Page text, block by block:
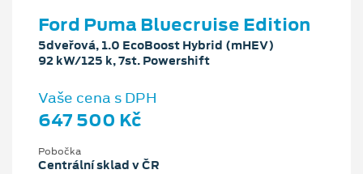
Ford Puma Bluecruise Edition
5dveřová, 1.0 EcoBoost Hybrid (mHEV)
92 kW/125 k, 7st. Powershift
Vaše cena s DPH
647 500 Kč
Pobočka
Centrální sklad v ČR